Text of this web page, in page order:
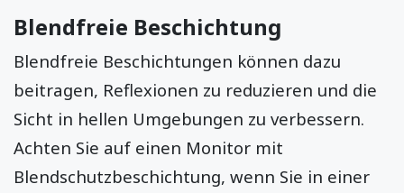
Blendfreie Beschichtung
Blendfreie Beschichtungen können dazu
beitragen, Reflexionen zu reduzieren und die
Sicht in hellen Umgebungen zu verbessern.
Achten Sie auf einen Monitor mit
Blendschutzbeschichtung, wenn Sie in einer